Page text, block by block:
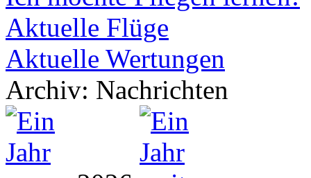
Aktuelle Flüge
Aktuelle Wertungen
Archiv: Nachrichten